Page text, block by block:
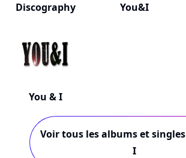
Discography You&I
You & I
Voir tous les albums et singles
I